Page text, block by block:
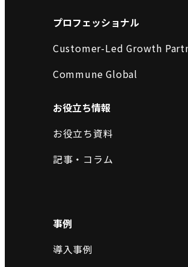
プロフェッショナル
Customer-Led Growth
Commune Global
お役立ち情報
お役立ち資料
記事・コラム
事例
導入事例